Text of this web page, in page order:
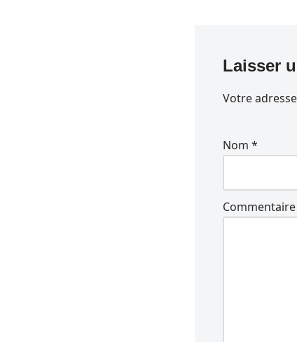
Laisser
Votre
Nom *
Commentaire